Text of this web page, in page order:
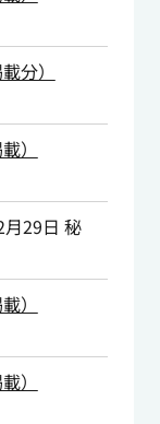
分）
）
29日 秘
）
）